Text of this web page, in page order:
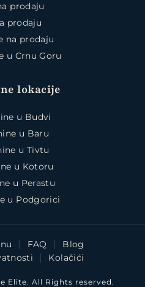
prodaju
prodaju
na prodaju
u Crnu Goru
lokacije
u Budvi
u Baru
u Tivtu
u Kotoru
u Perastu
u Podgorici
Elite. All Rights reserved.
FAQ
Blog
Kolačići